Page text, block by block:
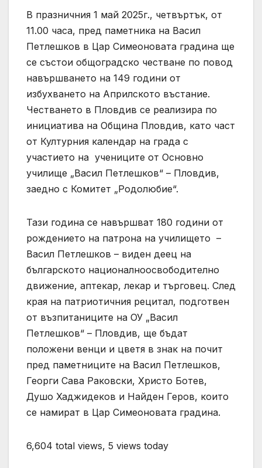
В празничния 1 май 2025г., четвъртък, от
11.00 часа, пред паметника на Васил
Петлешков в Цар Симеоновата градина ще
се състои общоградско честване по повод
навършването на 149 години от
избухването на Априлското въстание.
Честването в Пловдив се реализира по
инициатива на Община Пловдив, като част
от Културния календар на града с
участието на учениците от Основно
училище „Васил Петлешков“ – Пловдив,
заедно с Комитет „Родолюбие“.
Тази година се навършват 180 години от
рождението на патрона на училището –
Васил Петлешков – виден деец на
българското националноосвободително
движение, аптекар, лекар и търговец. След
края на патриотичния рецитал, подготвен
от възпитаниците на ОУ „Васил
Петлешков“ – Пловдив, ще бъдат
положени венци и цветя в знак на почит
пред паметниците на Васил Петлешков,
Георги Сава Раковски, Христо Ботев,
Душо Хаджидеков и Найден Геров, които
се намират в Цар Симеоновата градина.
6,604 total views, 5 views today